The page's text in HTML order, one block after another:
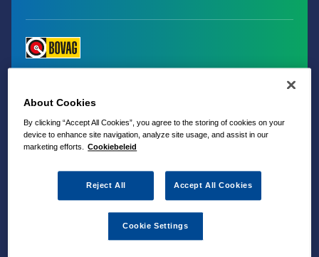
About Cookies
By clicking “Accept All Cookies”, you agree to the storing of cookies on your
device to enhance site navigation, analyze site usage, and assist in our
marketing efforts.
Cookiebeleid
Reject All Accept All Cookies
Cookie Settings